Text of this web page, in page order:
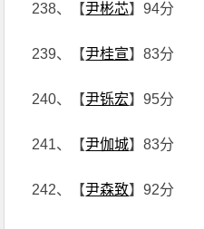
238、【尹彬芯】94分
239、【尹桂宣】83分
240、【尹铄宏】95分
241、【尹伽城】83分
242、【尹森致】92分